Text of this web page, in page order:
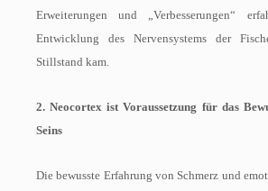
Erweiterungen und „Verbesserungen“
Entwicklung des Nervensystems der
Stillstand kam.
2. Neocortex ist Voraussetzung für das
Seins
Die bewusste Erfahrung von Schmerz und